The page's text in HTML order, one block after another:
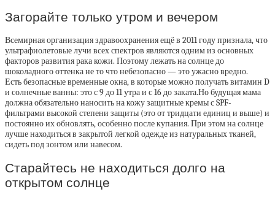
Загорайте только утром и вечером
Всемирная организация здравоохранения ещё в 2011 году признала, что
ультрафиолетовые лучи всех спектров являются одним из основных
факторов развития рака кожи. Поэтому лежать на солнце до
шоколадного оттенка не то что небезопасно — это ужасно вредно.
Есть безопасные временные окна, в которые можно получать витамин D
и солнечные ванны: это с 9 до 11 утра и с 16 до заката.Но будущая мама
должна обязательно наносить на кожу защитные кремы с SPF-
фильтрами высокой степени защиты (это от тридцати единиц и выше) и
постоянно их обновлять, особенно после купания. При этом на солнце
лучше находиться в закрытой легкой одежде из натуральных тканей,
сидеть под зонтом или навесом.
Старайтесь не находиться долго на
открытом солнце